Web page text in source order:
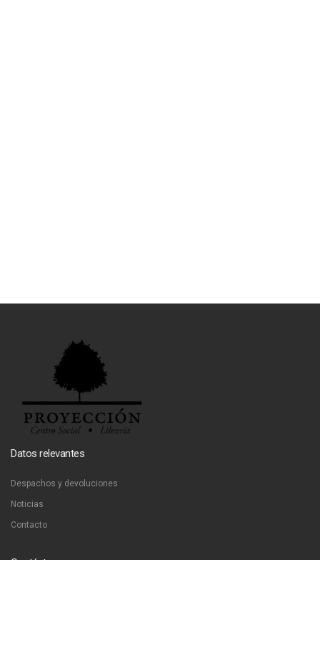
Datos relevantes
Despachos y devoluciones
Noticias
Contacto
Contáctanos